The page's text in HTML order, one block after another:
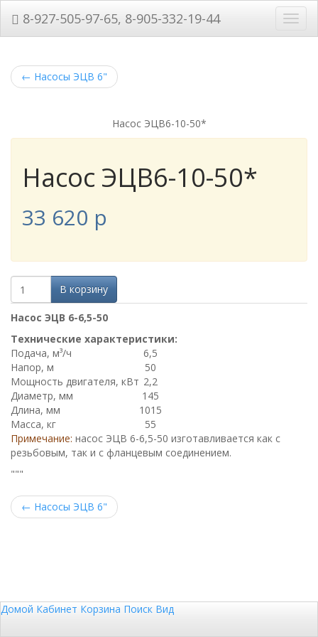
8-927-505-97-65, 8-905-332-19-44
← Насосы ЭЦВ 6"
Насос ЭЦВ6-10-50*
Насос ЭЦВ6-10-50*
33 620 p
В корзину
Насос ЭЦВ 6-6,5-50
Технические характеристики:
Подача, м³/ч
6,5
Напор, м
50
Мощность двигателя, кВт 2,2
Диаметр, мм
145
Длина, мм
1015
Масса, кг
55
Примечание: насос ЭЦВ 6-6,5-50 изготавливается как с
резьбовым, так и с фланцевым соединением.
"""
← Насосы ЭЦВ 6"
Домой Кабинет Корзина Поиск Вид